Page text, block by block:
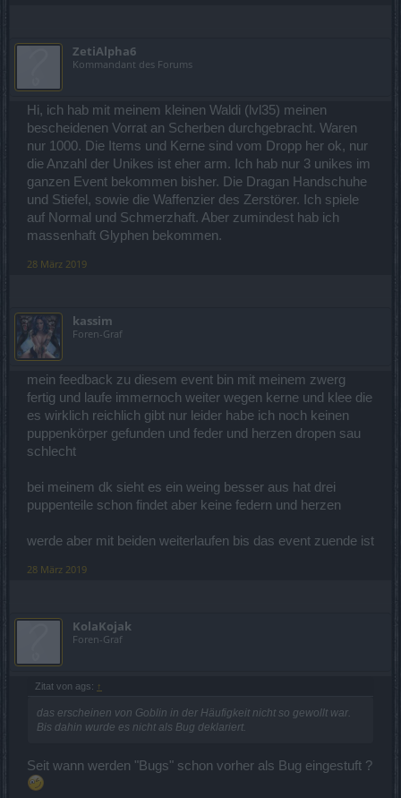
ZetiAlpha6
Kommandant des Forums
Hi, ich hab mit meinem kleinen Waldi (lvl35) meinen
bescheidenen Vorrat an Scherben durchgebracht. Waren
nur 1000. Die Items und Kerne sind vom Dropp her ok, nur
die Anzahl der Unikes ist eher arm. Ich hab nur 3 unikes im
ganzen Event bekommen bisher. Die Dragan Handschuhe
und Stiefel, sowie die Waffenzier des Zerstörer. Ich spiele
auf Normal und Schmerzhaft. Aber zumindest hab ich
massenhaft Glyphen bekommen.
28 März 2019
kassim
Foren-Graf
mein feedback zu diesem event bin mit meinem zwerg
fertig und laufe immernoch weiter wegen kerne und klee die
es wirklich reichlich gibt nur leider habe ich noch keinen
puppenkörper gefunden und feder und herzen dropen sau
schlecht
bei meinem dk sieht es ein weing besser aus hat drei
puppenteile schon findet aber keine federn und herzen
werde aber mit beiden weiterlaufen bis das event zuende ist
28 März 2019
KolaKojak
Foren-Graf
Zitat von ags: ↑
das erscheinen von Goblin in der Häufigkeit nicht so gewollt war.
Bis dahin wurde es nicht als Bug deklariert.
Seit wann werden "Bugs" schon vorher als Bug eingestuft ?